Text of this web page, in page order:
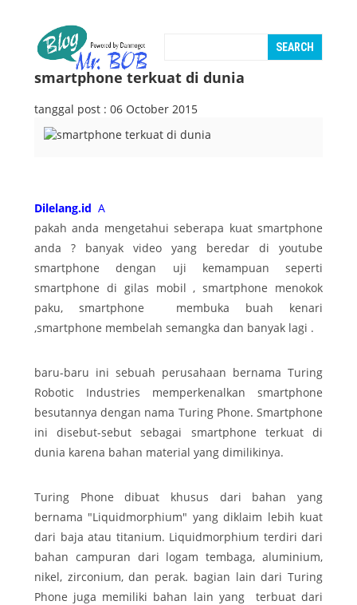
smartphone terkuat di dunia
tanggal post : 06 October 2015
Dilelang.id A
pakah anda mengetahui seberapa kuat smartphone
anda ? banyak video yang beredar di youtube
smartphone dengan uji kemampuan seperti
smartphone di gilas mobil , smartphone menokok
paku, smartphone membuka buah kenari
,smartphone membelah semangka dan banyak lagi .
baru-baru ini sebuah perusahaan bernama Turing
Robotic Industries memperkenalkan smartphone
besutannya dengan nama Turing Phone. Smartphone
ini disebut-sebut sebagai smartphone terkuat di
dunia karena bahan material yang dimilikinya.
Turing Phone dibuat khusus dari bahan yang
bernama "Liquidmorphium" yang diklaim lebih kuat
dari baja atau titanium. Liquidmorphium terdiri dari
bahan campuran dari logam tembaga, aluminium,
nikel, zirconium, dan perak. bagian lain dari Turing
Phone juga memiliki bahan lain yang terbuat dari